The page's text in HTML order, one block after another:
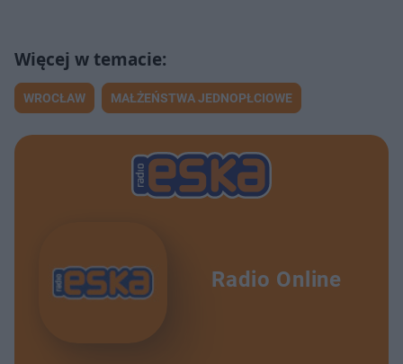
WROCŁAW MAŁŻEŃSTWA JEDNOPŁCIOWE
Radio Online